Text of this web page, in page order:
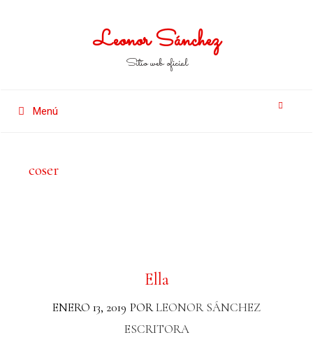
Leonor Sánchez
Sitio web oficial
Menú
coser
Ella
ENERO 13, 2019 PORLEONOR SÁNCHEZ
ESCRITORA